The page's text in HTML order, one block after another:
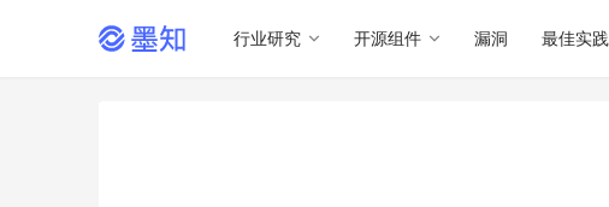
行业研究 开源组件 漏洞 最佳实践